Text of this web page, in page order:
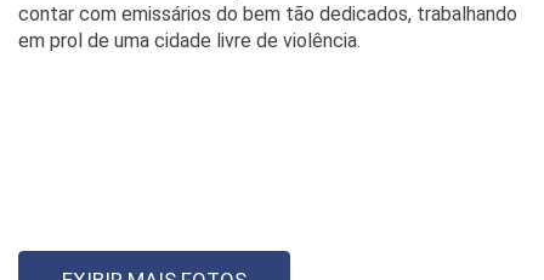
contar com emissários do bem tão dedicados, trabalhando
em prol de uma cidade livre de violência.